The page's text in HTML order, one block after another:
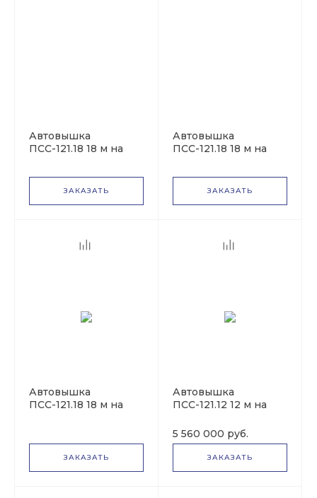
Автовышка
ПСС-121.18 18 м на
ЗАКАЗАТЬ
Автовышка
ПСС-121.18 18 м на
двухрядной кабиной
ЗАКАЗАТЬ
Автовышка
ПСС-121.18 18 м на
ЗАКАЗАТЬ
Автовышка
ПСС-121.12 12 м на
(ГАЗ-33023)
5 560 000 руб.
ЗАКАЗАТЬ